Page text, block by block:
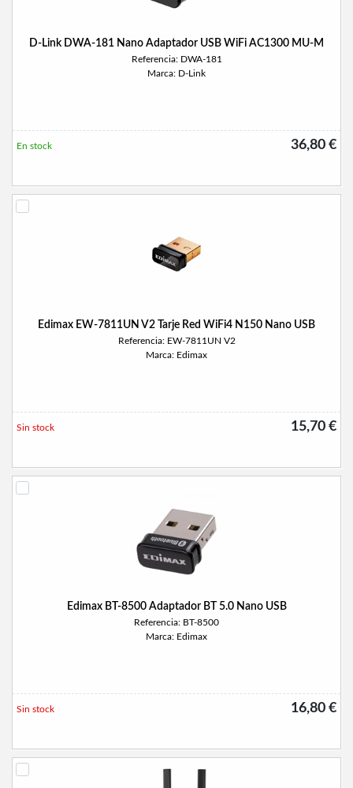
D-Link DWA-181 Nano Adaptador USB WiFi AC1300 MU-M
Referencia: DWA-181
Marca: D-Link
36,80 €
En stock
Edimax EW-7811UN V2 Tarje Red WiFi4 N150 Nano USB
Referencia: EW-7811UN V2
Marca: Edimax
15,70 €
Sin stock
Edimax BT-8500 Adaptador BT 5.0 Nano USB
Referencia: BT-8500
Marca: Edimax
16,80 €
Sin stock